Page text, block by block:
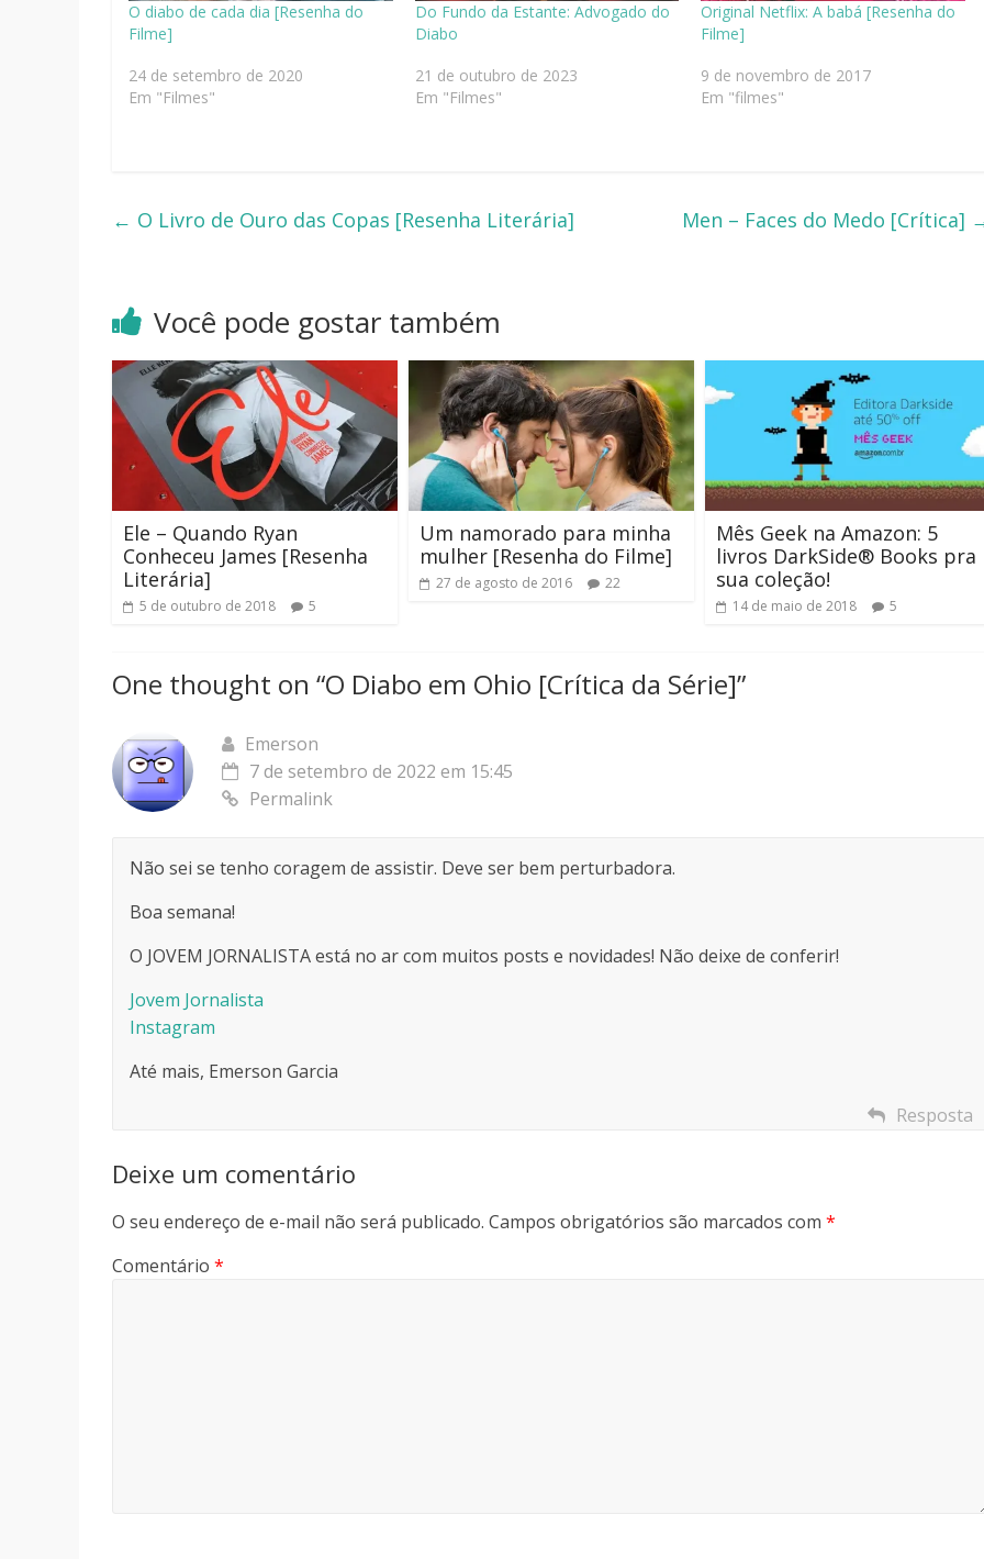
O diabo de cada dia [Resenha do
Filme]
24 de setembro de 2020
Em "Filmes"
Do Fundo da Estante: Advogado do
Diabo
21 de outubro de 2023
Em "Filmes"
Original Netflix: A babá [Resenha do
Filme]
9 de novembro de 2017
Em "filmes"
← O Livro de Ouro das Copas [Resenha Literária] Men – Faces do Medo [Crítica]
Você pode gostar também
Ele – Quando Ryan
Conheceu James [Resenha
Literária]
5 de outubro de 2018 5
Um namorado para minha
mulher [Resenha do Filme]
27 de agosto de 2016 22
Mês Geek na Amazon: 5
livros DarkSide® Books pra
sua coleção!
14 de maio de 2018 5
One thought on “O Diabo em Ohio [Crítica da Série]”
Emerson
7 de setembro de 2022 em 15:45
Permalink
Não sei se tenho coragem de assistir. Deve ser bem perturbadora.
Boa semana!
O JOVEM JORNALISTA está no ar com muitos posts e novidades! Não deixe de conferir!
Jovem Jornalista
Instagram
Até mais, Emerson Garcia
Resposta
Deixe um comentário
O seu endereço de e-mail não será publicado. Campos obrigatórios são marcados com *
Comentário *